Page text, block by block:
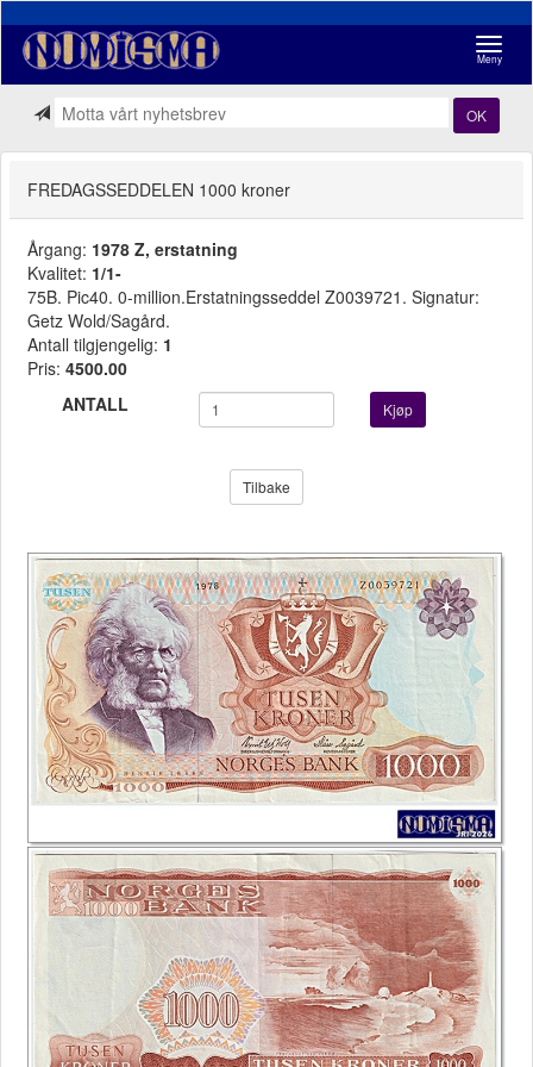
Meny
OK
FREDAGSSEDDELEN 1000 kroner
Årgang: 1978 Z, erstatning
Kvalitet: 1/1-
75B. Pic40. 0-million.Erstatningsseddel Z0039721. Signatur:
Getz Wold/Sagård.
Antall tilgjengelig: 1
Pris: 4500.00
ANTALL
Kjøp
Tilbake